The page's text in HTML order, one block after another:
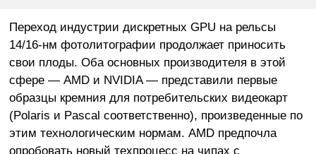
Переход индустрии дискретных GPU на рельсы
14/16-нм фотолитографии продолжает приносить
свои плоды. Оба основных производителя в этой
сфере — AMD и NVIDIA — представили первые
образцы кремния для потребительских видеокарт
(Polaris и Pascal соответственно), произведенные по
этим технологическим нормам. AMD предпочла
опробовать новый техпроцесс на чипах с